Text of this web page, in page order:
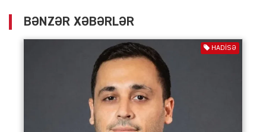
BƏNZƏR XƏBƏRLƏR
HADISƏ